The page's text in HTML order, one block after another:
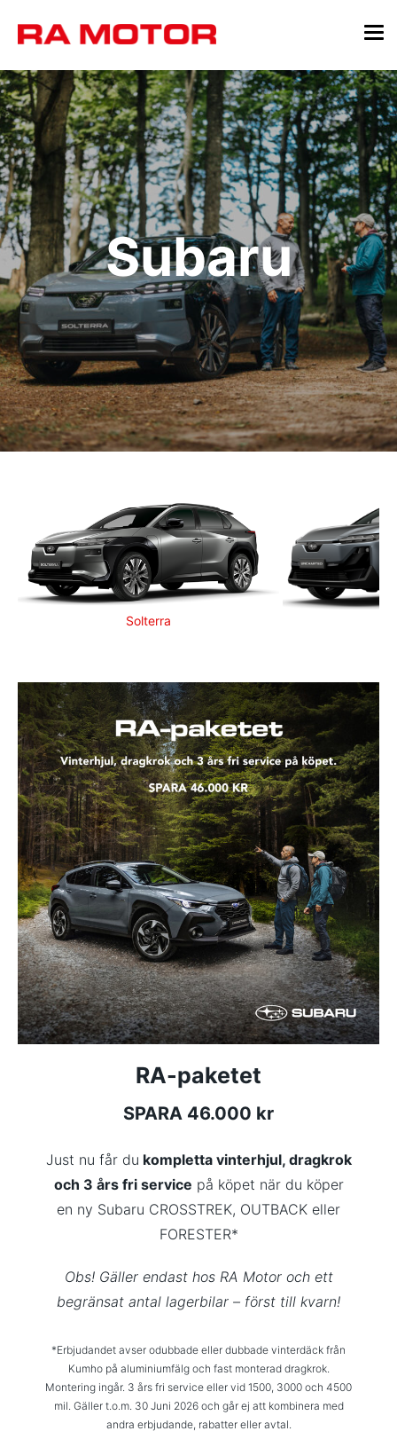
Subaru
Solterra
RA-paketet
SPARA 46.000 kr
Just nu får du kompletta vinterhjul, dragkrok
och 3 års fri service på köpet när du köper
en ny Subaru CROSSTREK, OUTBACK eller
FORESTER*
Obs! Gäller endast hos RA Motor och ett
begränsat antal lagerbilar – först till kvarn!
*Erbjudandet avser odubbade eller dubbade vinterdäck från
Kumho på aluminiumfälg och fast monterad dragkrok.
Montering ingår. 3 års fri service eller vid 1500, 3000 och 4500
mil. Gäller t.o.m. 30 Juni 2026 och går ej att kombinera med
andra erbjudande, rabatter eller avtal.